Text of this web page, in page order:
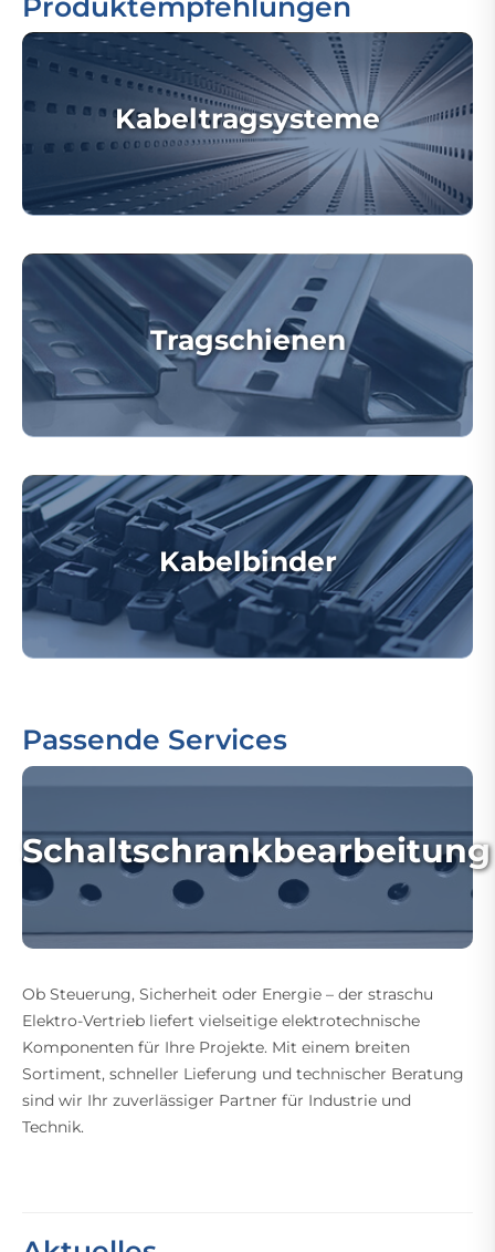
Kabeltragsysteme
Tragschienen
Kabelbinder
Passende Services
Schaltschrankbearbeitung
Ob Steuerung, Sicherheit oder Energie – der straschu
Elektro-Vertrieb liefert vielseitige elektrotechnische
Komponenten für Ihre Projekte. Mit einem breiten
Sortiment, schneller Lieferung und technischer Beratung
sind wir Ihr zuverlässiger Partner für Industrie und
Technik.